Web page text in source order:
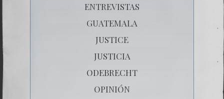
ENTREVISTAS
GUATEMALA
JUSTICE
JUSTICIA
ODEBRECHT
OPINIÓN